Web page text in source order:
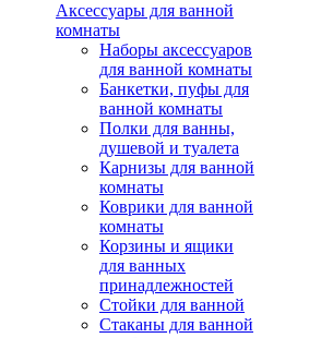
Аксессуары для ванной
комнаты
Наборы аксессуаров
для ванной комнаты
Банкетки, пуфы для
ванной комнаты
Полки для ванны,
душевой и туалета
Карнизы для ванной
комнаты
Коврики для ванной
комнаты
Корзины и ящики
для ванных
принадлежностей
Стойки для ванной
Стаканы для ванной